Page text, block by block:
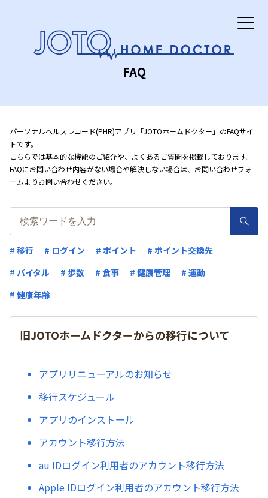
FAQ
パーソナルヘルスレコード(PHR)アプリ「JOTOホームドクター」のFAQサイ
トです。
こちらでは基本的な機能のご紹介や、よくあるご質問を掲載しております。
FAQにお問い合わせ内容がない場合や解決しない場合は、お問い合わせフォ
ームよりお問い合わせください。
# 移行 # ログイン # ポイント
# ポイント交換先
# バイタル
# 歩数 # 食事 # 健康管理
# 運動
# 健康年齢
旧JOTOホームドクターからの移行について
アプリリニューアルのお知らせ
移行スケジュール
アプリのインストール
アカウント移行方法
au IDログイン利用者のアカウント移行方法
Apple IDログイン利用者のアカウント移行方法